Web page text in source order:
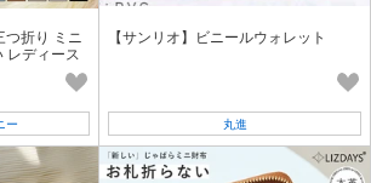
つ折り ミニ
レディース
ー
【サンリオ】ビニールウォレット
丸進